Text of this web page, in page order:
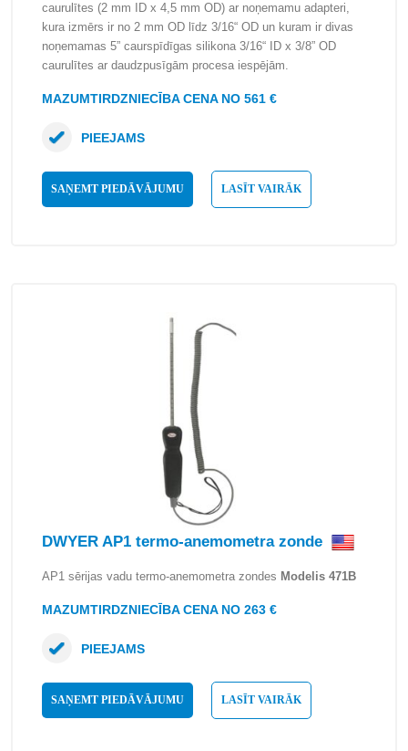
caurulītes (2 mm ID x 4,5 mm OD) ar noņemamu adapteri,
kura izmērs ir no 2 mm OD līdz 3/16“ OD un kuram ir divas
noņemamas 5” caurspīdīgas silikona 3/16“ ID x 3/8” OD
caurulītes ar daudzpusīgām procesa iespējām.
MAZUMTIRDZNIECĪBA CENA NO 561 €
SAŅEMT PIEDĀVĀJUMU LASĪT VAIRĀK
PIEEJAMS
DWYER AP1 termo-anemometra zonde
AP1 sērijas vadu termo-anemometra zondes Modelis 471B
MAZUMTIRDZNIECĪBA CENA NO 263 €
SAŅEMT PIEDĀVĀJUMU LASĪT VAIRĀK
PIEEJAMS